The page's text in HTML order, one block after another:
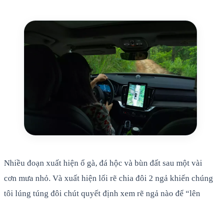
Nhiều đoạn xuất hiện ổ gà, đá hộc và bùn đất sau một vài
cơn mưa nhỏ. Và xuất hiện lối rẽ chia đôi 2 ngả khiến chúng
tôi lúng túng đôi chút quyết định xem rẽ ngả nào để “lên